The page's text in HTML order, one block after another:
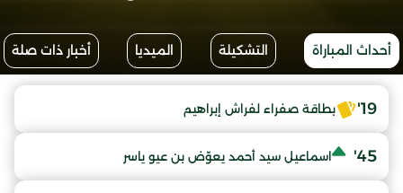
أحداث المباراة التشكيلة الميديا أخبار ذات صلة
19' بطاقة صفراء لفراش إبراهيم
45' اسماعيل سيد أحمد يعوّض بن عيو ياسر